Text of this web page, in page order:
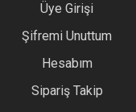
Üye Girişi
Şifremi Unuttum
Hesabım
Sipariş Takip